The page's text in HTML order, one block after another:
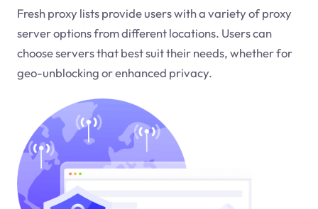
Fresh proxy lists provide users with a variety of proxy
server options from different locations. Users can
choose servers that best suit their needs, whether for
geo-unblocking or enhanced privacy.